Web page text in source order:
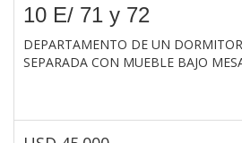
10 E/ 71 y 72
DEPARTAMENTO DE UN
SEPARADA CON MUEBLE BAJO